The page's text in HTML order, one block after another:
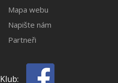
Mapa webu
Napište nám
Partneři
Klub: